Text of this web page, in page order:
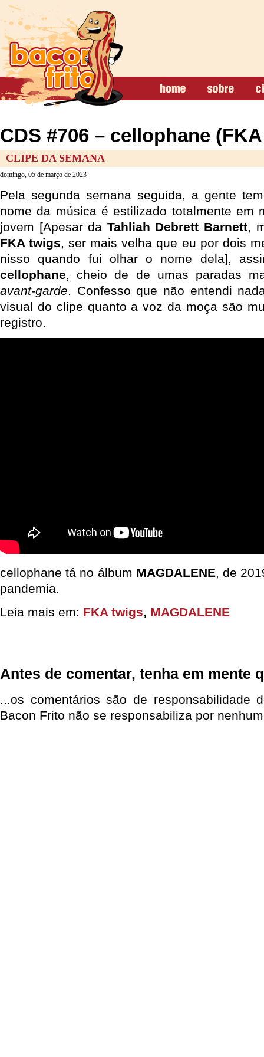
CDS #706 – cellophane
CLIPE DA SEMANA
domingo, 05 de março de 2023
Pela segunda semana seguida, a gente
nome da música é estilizado totalmente em
jovem [Apesar da Tahliah Debrett Barnett,
FKA twigs, ser mais velha que eu por dois
nisso quando fui olhar o nome dela],
cellophane, cheio de de umas paradas
avant-garde. Confesso que não entendi
visual do clipe quanto a voz da moça são
registro.
cellophane tá no álbum MAGDALENE, de
pandemia.
Leia mais em: FKA twigs, MAGDALENE
Antes de comentar, tenha em mente
...os comentários são de responsabilidade
Bacon Frito não se responsabiliza por